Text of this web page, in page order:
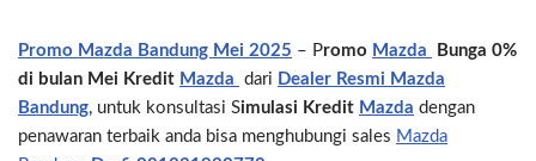
Promo Mazda Bandung Mei 2025 – Promo Mazda
Bunga 0%
di bulan Mei Kredit Mazda dari Dealer Resmi Mazda
Bandung, untuk konsultasi Simulasi Kredit Mazda dengan
penawaran terbaik anda bisa menghubungi sales Mazda